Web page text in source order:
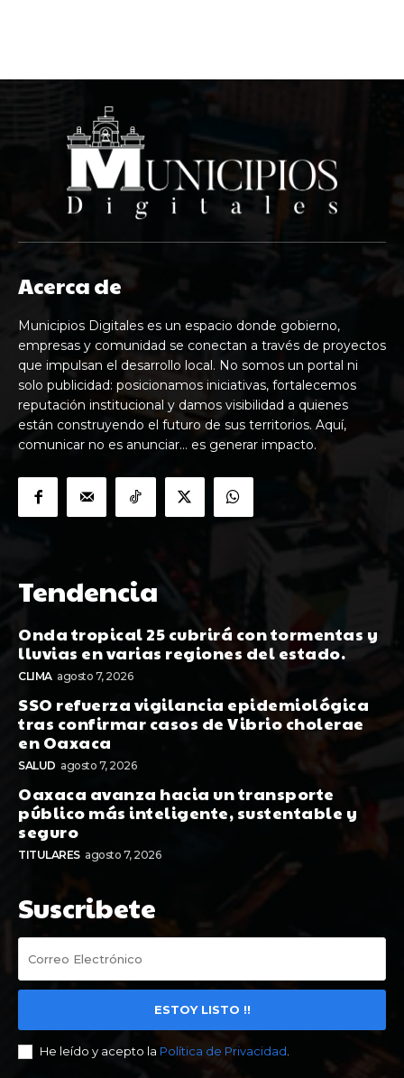
Acerca de
Municipios Digitales es un espacio donde gobierno,
empresas y comunidad se conectan a través de proyectos
que impulsan el desarrollo local. No somos un portal ni
solo publicidad: posicionamos iniciativas, fortalecemos
reputación institucional y damos visibilidad a quienes
están construyendo el futuro de sus territorios. Aquí,
comunicar no es anunciar… es generar impacto.
Tendencia
Onda tropical 25 cubrirá con tormentas y
lluvias en varias regiones del estado.
CLIMA agosto 7, 2026
SSO refuerza vigilancia epidemiológica
tras confirmar casos de Vibrio cholerae
en Oaxaca
SALUD agosto 7, 2026
Oaxaca avanza hacia un transporte
público más inteligente, sustentable y
seguro
TITULARES agosto 7, 2026
Suscribete
ESTOY LISTO !!
He leído y acepto la Política de Privacidad